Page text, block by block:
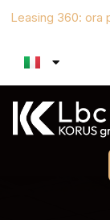
Leasing 360: ora